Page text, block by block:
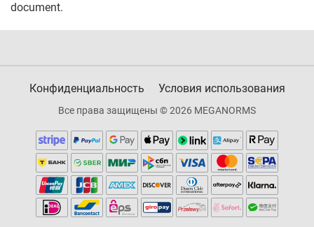
document.
Конфиденциальность Условия использования
Все права защищены © 2026 MEGANORMS